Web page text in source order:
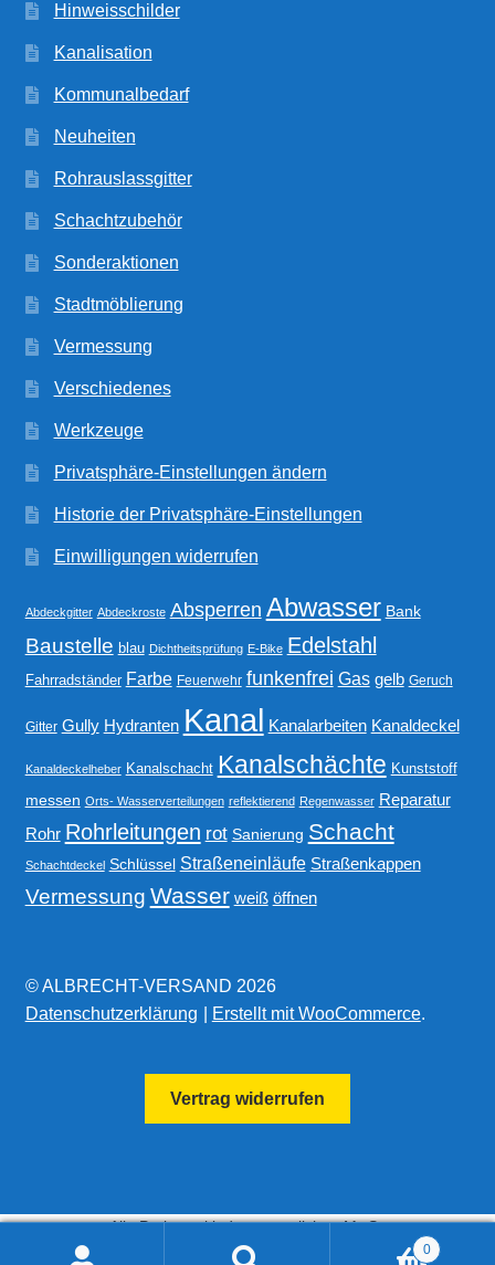
Hinweisschilder
Kanalisation
Kommunalbedarf
Neuheiten
Rohrauslassgitter
Schachtzubehör
Sonderaktionen
Stadtmöblierung
Vermessung
Verschiedenes
Werkzeuge
Privatsphäre-Einstellungen ändern
Historie der Privatsphäre-Einstellungen
Einwilligungen widerrufen
Abdeckgitter Abdeckroste Absperren Abwasser Bank
Baustelle blau Dichtheitsprüfung E-Bike Edelstahl
Fahrradständer Farbe Feuerwehr funkenfrei Gas gelb Geruch
Gitter Gully Hydranten Kanal Kanalarbeiten Kanaldeckel
Kanaldeckelheber Kanalschacht Kanalschächte Kunststoff
messen Orts- Wasserverteilungen reflektierend Regenwasser Reparatur
Rohr Rohrleitungen rot Sanierung Schacht
Schachtdeckel Schlüssel Straßeneinläufe Straßenkappen
Vermessung Wasser weiß öffnen
© ALBRECHT-VERSAND 2026
Datenschutzerklärung
Erstellt mit WooCommerce.
Vertrag widerrufen
0
Alle Preise exkl. der gesetzlichen MwSt.